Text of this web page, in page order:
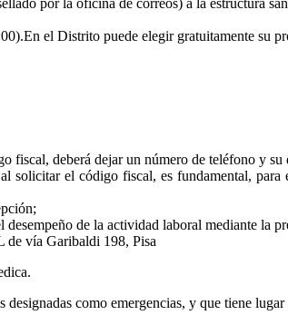
por la oficina de correos) a la estructura
el Distrito puede elegir gratuitamente su
fiscal, deberá dejar un número de teléfono y
el código fiscal, es fundamental, para
de la actividad laboral mediante la
de vía Garibaldi 198, Pisa
como emergencias, y que tiene